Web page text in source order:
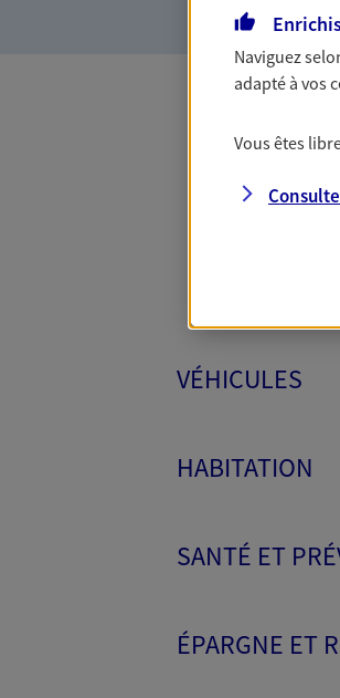
VÉHICULES
HABITATION
SANTÉ ET
ÉPARGNE ET
Naviguez
adapté à vos
Vous êtes